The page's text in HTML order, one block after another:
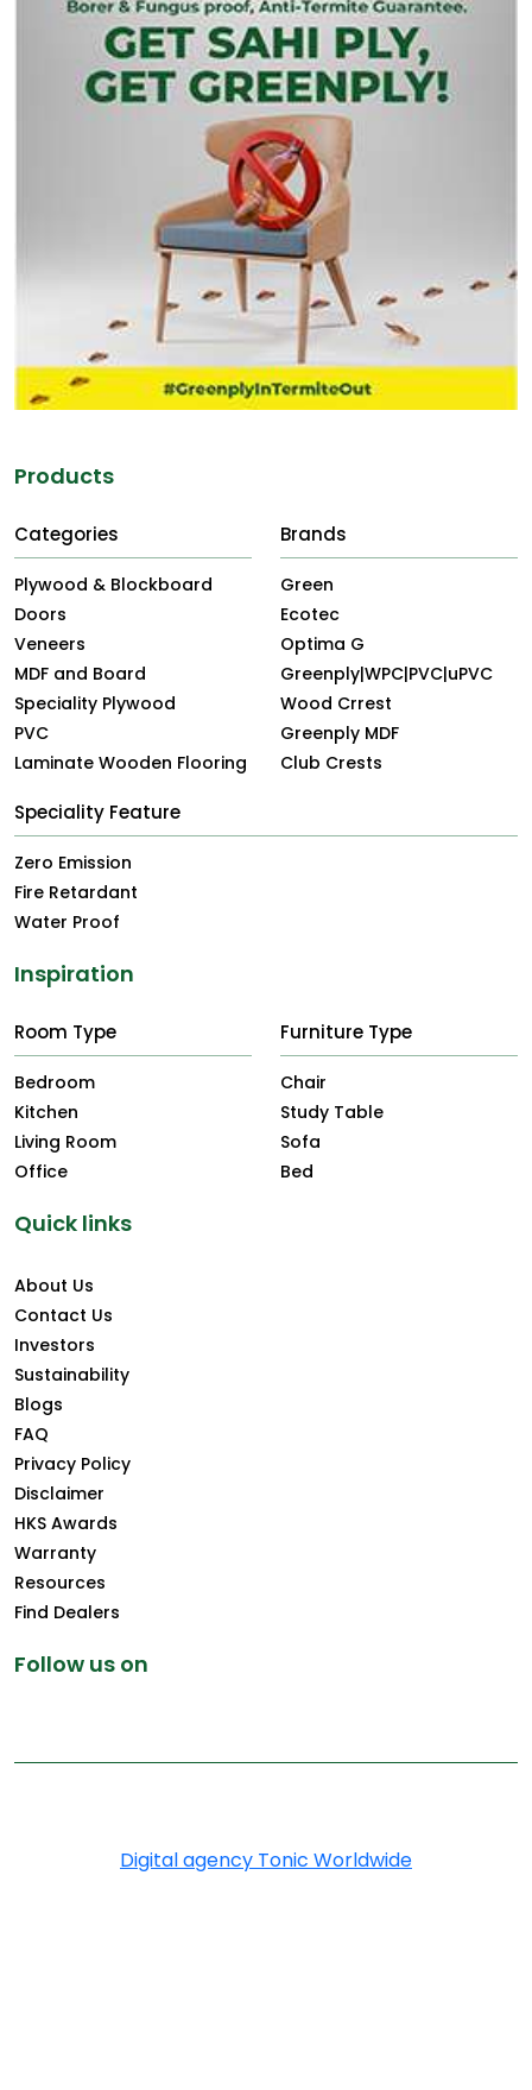
Products
Categories
Plywood & Blockboard
Doors
Veneers
MDF and Board
Speciality Plywood
PVC
Laminate Wooden Flooring
Brands
Green
Ecotec
Optima G
Greenply|WPC|PVC|uPVC
Wood Crrest
Greenply MDF
Club Crests
Speciality Feature
Zero Emission
Fire Retardant
Water Proof
Inspiration
Room Type
Bedroom
Kitchen
Living Room
Office
Furniture Type
Chair
Study Table
Sofa
Bed
Quick links
About Us
Contact Us
Investors
Sustainability
Blogs
FAQ
Privacy Policy
Disclaimer
HKS Awards
Warranty
Resources
Find Dealers
Follow us on
Digital agency Tonic Worldwide